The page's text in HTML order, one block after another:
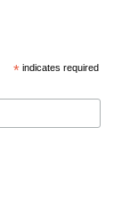
* indicates required